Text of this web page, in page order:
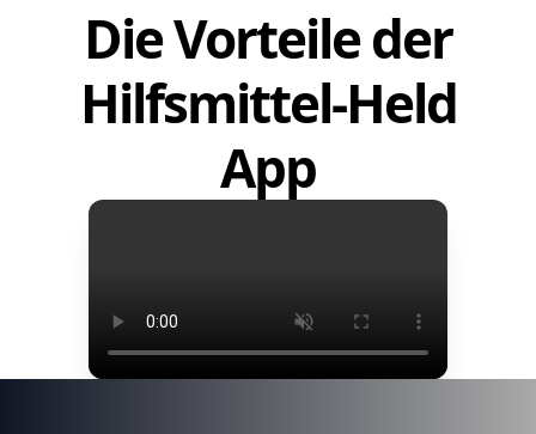
Die Vorteile der
Hilfsmittel-Held
App